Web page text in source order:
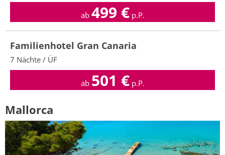
ab 499 € p.P.
Familienhotel Gran Canaria
7 Nächte / ÜF
ab 501 € p.P.
Mallorca